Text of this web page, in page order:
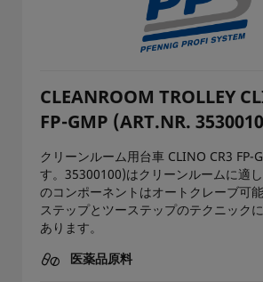
CLEANROOM TROLLEY
FP-GMP (ART.NR.
クリーンルーム用台車 CLINO CR3 FP-
す。35300100)はクリーンルームに適
のコンポーネントはオートクレーブ可
ステップとツーステップのテクニック
あります。
医薬品原料